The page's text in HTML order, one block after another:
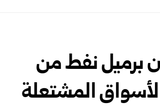
تسحب 92.5 مليون برميل نفط من
المشتعلة